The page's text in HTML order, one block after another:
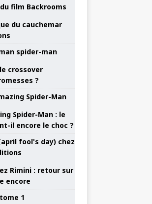
du cauchemar
crossover
?
Spider-Man : le
il encore le choc ?
Rimini : retour sur
encore